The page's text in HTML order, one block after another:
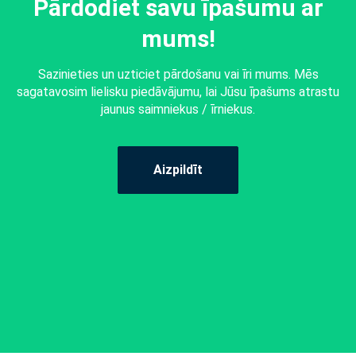
Pārdodiet savu īpašumu ar
mums!
Sazinieties un uzticiet pārdošanu vai īri mums. Mēs
sagatavosim lielisku piedāvājumu, lai Jūsu īpašums atrastu
jaunus saimniekus / īrniekus.
Aizpildīt